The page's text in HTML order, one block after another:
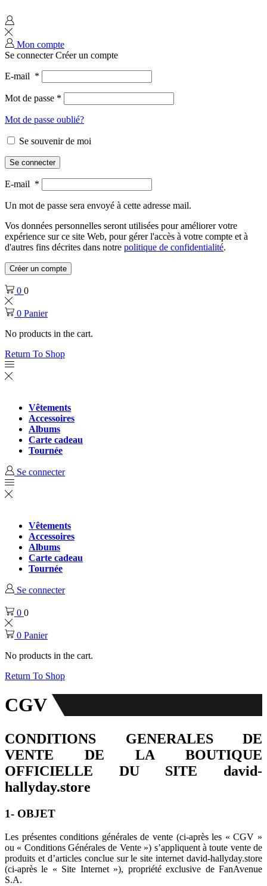
Mon compte
Se connecterCréer un compte
E-mail *
Mot de passe *
Mot de passe oublié?
Se souvenir de moi
Se connecter
E-mail *
Un mot de passe sera envoyé à cette adresse mail.
Vos données personnelles seront utilisées pour améliorer votre
expérience sur ce site Web, pour gérer l'accès à votre compte et à
d'autres fins décrites dans notre politique de confidentialité.
Créer un compte
0 0
0 Panier
No products in the cart.
Return To Shop
Vêtements
Accessoires
Albums
Carte cadeau
Tournée
Se connecter
Vêtements
Accessoires
Albums
Carte cadeau
Tournée
Se connecter
0 0
0 Panier
No products in the cart.
Return To Shop
CGV
CONDITIONS GENERALES DE
VENTE DE LA BOUTIQUE
OFFICIELLE DU SITE david-
hallyday.store
1- OBJET
Les présentes conditions générales de vente (ci-après les « CGV »
ou « Conditions Générales de Vente ») s’appliquent à toute vente de
produits et d’articles conclue sur le site internet david-hallyday.store
(ci-après le « Site Internet »), propriété exclusive de FanAvenue
S.A.